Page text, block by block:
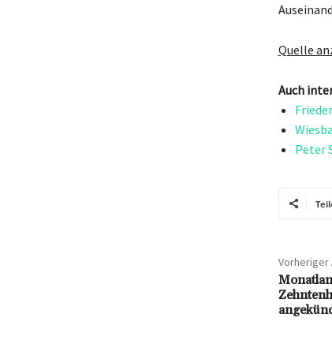
Quelle
Auch
Peter
Vorheriger